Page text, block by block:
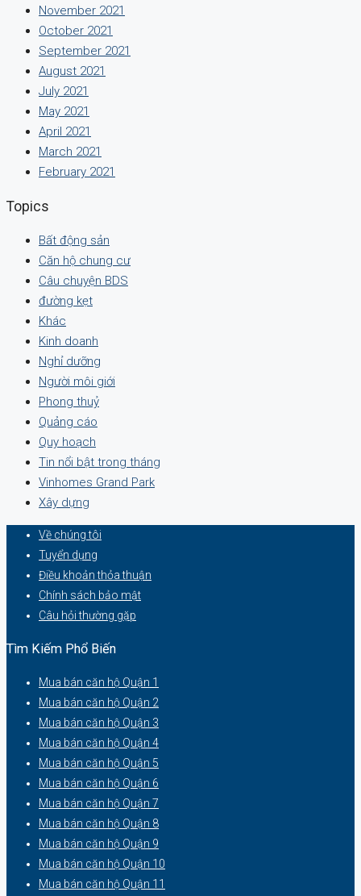
November 2021
October 2021
September 2021
August 2021
July 2021
May 2021
April 2021
March 2021
February 2021
Topics
Bất động sản
Căn hộ chung cư
Câu chuyện BDS
đường kẹt
Khác
Kinh doanh
Nghỉ dưỡng
Người môi giới
Phong thuỷ
Quảng cáo
Quy hoạch
Tin nổi bật trong tháng
Vinhomes Grand Park
Xây dựng
Về chúng tôi
Tuyển dụng
Điều khoản thỏa thuận
Chính sách bảo mật
Câu hỏi thường gặp
Tìm Kiếm Phổ Biến
Mua bán căn hộ Quận 1
Mua bán căn hộ Quận 2
Mua bán căn hộ Quận 3
Mua bán căn hộ Quận 4
Mua bán căn hộ Quận 5
Mua bán căn hộ Quận 6
Mua bán căn hộ Quận 7
Mua bán căn hộ Quận 8
Mua bán căn hộ Quận 9
Mua bán căn hộ Quận 10
Mua bán căn hộ Quận 11